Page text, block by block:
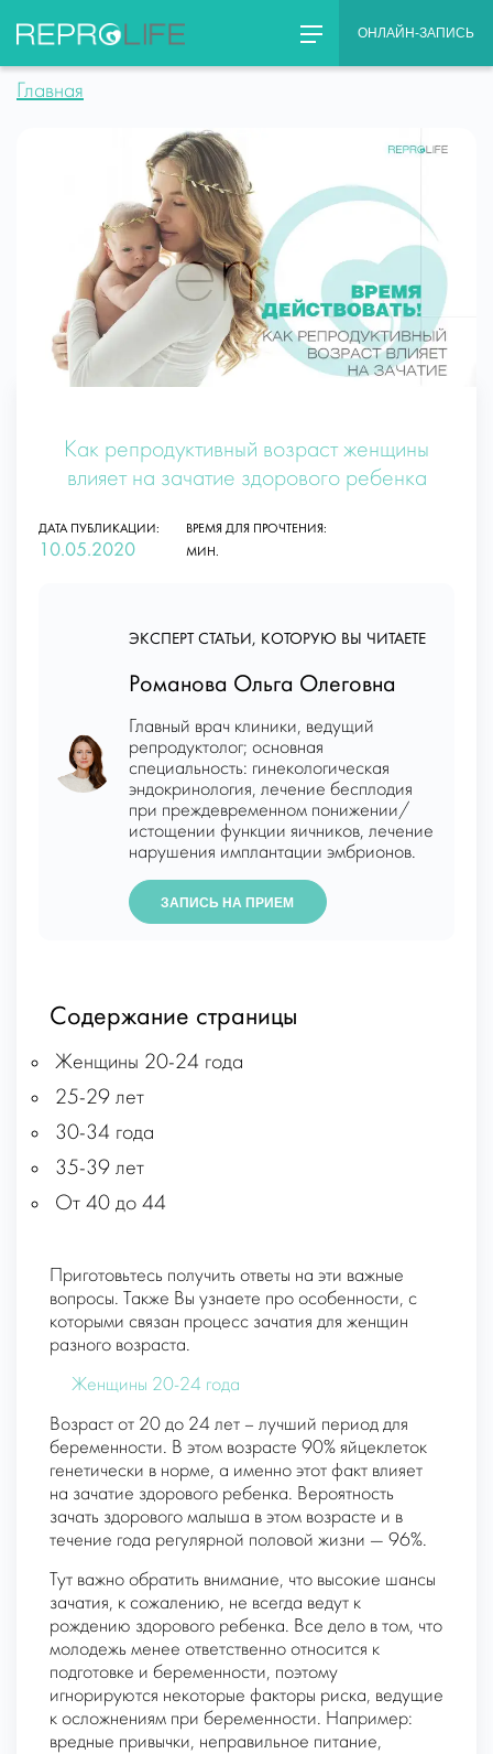
content
ОНЛАЙН-ЗАПИСЬ
Главная
Как репродуктивный возраст женщины
влияет на зачатие здорового ребенка
ДАТА ПУБЛИКАЦИИ:
10.05.2020
ВРЕМЯ ДЛЯ ПРОЧТЕНИЯ:
МИН.
ЭКСПЕРТ СТАТЬИ, КОТОРУЮ ВЫ ЧИТАЕТЕ
Романова Ольга Олеговна
Главный врач клиники, ведущий
репродуктолог; основная
специальность: гинекологическая
эндокринология, лечение бесплодия
при преждевременном понижении/
истощении функции яичников, лечение
нарушения имплантации эмбрионов.
ЗАПИСЬ НА ПРИЕМ
Содержание страницы
Женщины 20-24 года
25-29 лет
30-34 года
35-39 лет
От 40 до 44
Приготовьтесь получить ответы на эти важные
вопросы. Также Вы узнаете про особенности, с
которыми связан процесс зачатия для женщин
разного возраста.
Женщины 20-24 года
Возраст от 20 до 24 лет – лучший период для
беременности. В этом возрасте 90% яйцеклеток
генетически в норме, а именно этот факт влияет
на зачатие здорового ребенка. Вероятность
зачать здорового малыша в этом возрасте и в
течение года регулярной половой жизни — 96%.
Тут важно обратить внимание, что высокие шансы
зачатия, к сожалению, не всегда ведут к
рождению здорового ребенка. Все дело в том, что
молодежь менее ответственно относится к
подготовке и беременности, поэтому
игнорируются некоторые факторы риска, ведущие
к осложнениям при беременности. Например:
вредные привычки, неправильное питание,